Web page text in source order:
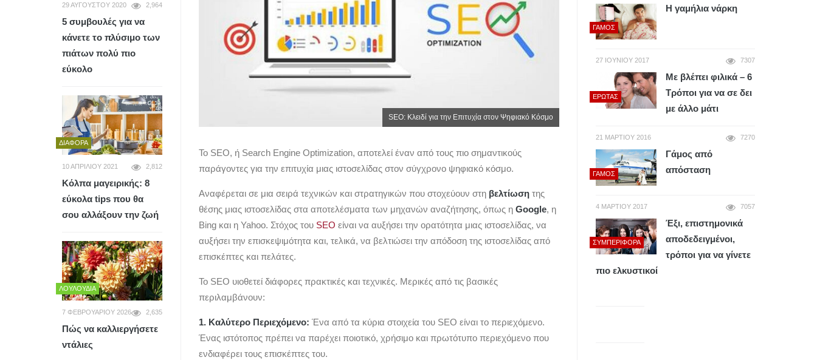
SEO: Κλειδί για την Επιτυχία στον Ψηφιακό Κόσμο
Το SEO, ή Search Engine Optimization, αποτελεί έναν από τους πιο σημαντικούς
παράγοντες για την επιτυχία μιας ιστοσελίδας στον σύγχρονο ψηφιακό κόσμο.
Αναφέρεται σε μια σειρά τεχνικών και στρατηγικών που στοχεύουν στη βελτίωση της
θέσης μιας ιστοσελίδας στα αποτελέσματα των μηχανών αναζήτησης, όπως η Google, η
Bing και η Yahoo. Στόχος του SEO είναι να αυξήσει την ορατότητα μιας ιστοσελίδας, να
αυξήσει την επισκεψιμότητα και, τελικά, να βελτιώσει την απόδοση της ιστοσελίδας από
επισκέπτες και πελάτες.
Το SEO υιοθετεί διάφορες πρακτικές και τεχνικές. Μερικές από τις βασικές
περιλαμβάνουν:
1. Καλύτερο Περιεχόμενο: Ένα από τα κύρια στοιχεία του SEO είναι το περιεχόμενο.
Ένας ιστότοπος πρέπει να παρέχει ποιοτικό, χρήσιμο και πρωτότυπο περιεχόμενο που
ενδιαφέρει τους επισκέπτες του.
ΓΆΜΟΣ
Η γαμήλια νάρκη
27 ΙΟΥΝΊΟΥ 2017 7307
ΈΡΩΤΑΣ
Με βλέπει φιλικά – 6
Τρόποι για να σε δει
με άλλο μάτι
21 ΜΑΡΤΊΟΥ 2016 7270
ΓΆΜΟΣ
Γάμος από
απόσταση
4 ΜΑΡΤΊΟΥ 2017 7057
ΣΥΜΠΕΡΙΦΟΡΆ
Έξι, επιστημονικά
αποδεδειγμένοι,
τρόποι για να γίνετε
πιο ελκυστικοί
29 ΑΥΓΟΎΣΤΟΥ 2020 2,964
5 συμβουλές για να
κάνετε το πλύσιμο των
πιάτων πολύ πιο
εύκολο
ΔΙΆΦΟΡΑ
10 ΑΠΡΙΛΊΟΥ 2021 2,812
Κόλπα μαγειρικής: 8
εύκολα tips που θα
σου αλλάξουν την ζωή
ΛΟΥΛΟΎΔΙΑ
7 ΦΕΒΡΟΥΑΡΊΟΥ 2026 2,635
Πώς να καλλιεργήσετε
ντάλιες